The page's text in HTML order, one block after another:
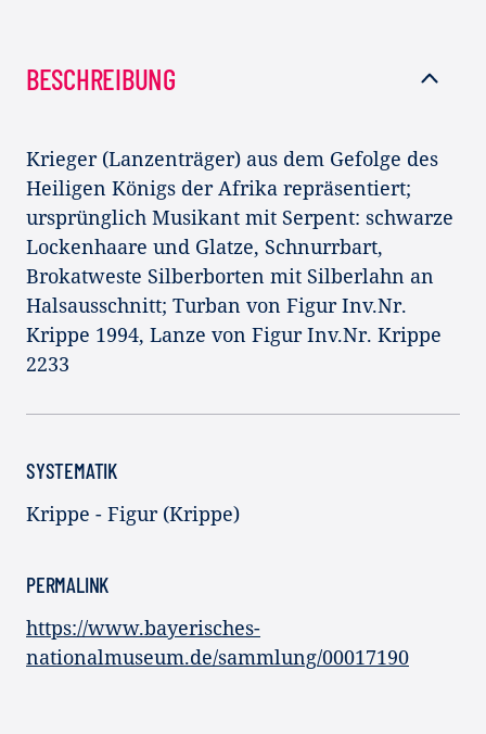
BESCHREIBUNG
Krieger (Lanzenträger) aus dem Gefolge des
Heiligen Königs der Afrika repräsentiert;
ursprünglich Musikant mit Serpent: schwarze
Lockenhaare und Glatze, Schnurrbart,
Brokatweste Silberborten mit Silberlahn an
Halsausschnitt; Turban von Figur Inv.Nr.
Krippe 1994, Lanze von Figur Inv.Nr. Krippe
2233
SYSTEMATIK
Krippe - Figur (Krippe)
PERMALINK
https://www.bayerisches-
nationalmuseum.de/sammlung/00017190